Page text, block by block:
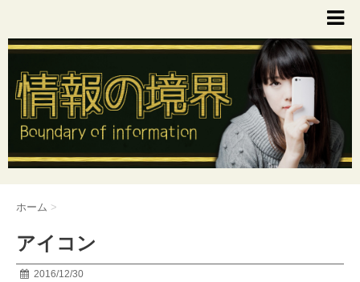
ホーム >
アイコン
2016/12/30